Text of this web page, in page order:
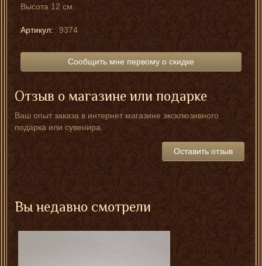
Высота 12 см.
Артикул: 9374
Сообщить мне первому о скидке
Отзыв о магазине или подарке
Ваш опыт заказа в интернет магазине эксклюзивного
подарка или сувенира.
Оставить отзыв
Вы недавно смотрели